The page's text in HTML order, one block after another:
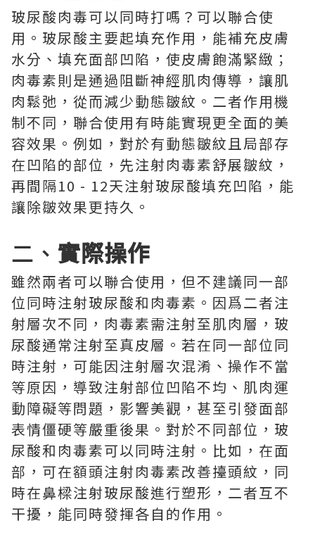
玻尿酸肉毒可以同時打嗎？可以聯合使
用。玻尿酸主要起填充作用，能補充皮膚
水分、填充面部凹陷，使皮膚飽滿緊緻；
肉毒素則是通過阻斷神經肌肉傳導，讓肌
肉鬆弛，從而減少動態皺紋。二者作用機
制不同，聯合使用有時能實現更全面的美
容效果。例如，對於有動態皺紋且局部存
在凹陷的部位，先注射肉毒素舒展皺紋，
再間隔10 - 12天注射玻尿酸填充凹陷，能
讓除皺效果更持久。
二、 實際操作
雖然兩者可以聯合使用，但不建議同一部
位同時注射玻尿酸和肉毒素。因爲二者注
射層次不同，肉毒素需注射至肌肉層，玻
尿酸通常注射至真皮層。若在同一部位同
時注射，可能因注射層次混淆、操作不當
等原因，導致注射部位凹陷不均、肌肉運
動障礙等問題，影響美觀，甚至引發面部
表情僵硬等嚴重後果。對於不同部位，玻
尿酸和肉毒素可以同時注射。比如，在面
部，可在額頭注射肉毒素改善擡頭紋，同
時在鼻樑注射玻尿酸進行塑形，二者互不
干擾，能同時發揮各自的作用。